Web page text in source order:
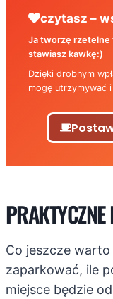
czytasz –
Ja tworzę rzetelne
stawiasz kawkę:)
Dzięki drobnym
mogę utrzymywać
Co jeszcze
zaparkować, ile
miejsce będzie